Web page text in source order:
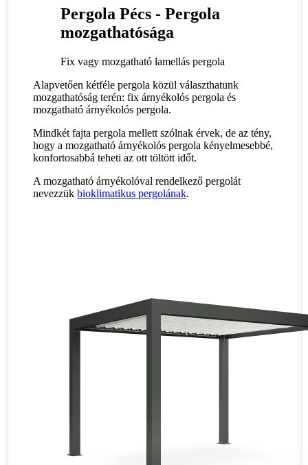
Pergola Pécs - Pergola
mozgathatósága
Fix vagy mozgatható lamellás pergola
Alapvetően kétféle pergola közül választhatunk
mozgathatóság terén: fix árnyékolós pergola és
mozgatható árnyékolós pergola.
Mindkét fajta pergola mellett szólnak érvek, de az tény,
hogy a mozgatható árnyékolós pergola kényelmesebbé,
konfortosabbá teheti az ott töltött időt.
A mozgatható árnyékolóval rendelkező pergolát
nevezzük bioklimatikus pergolának.